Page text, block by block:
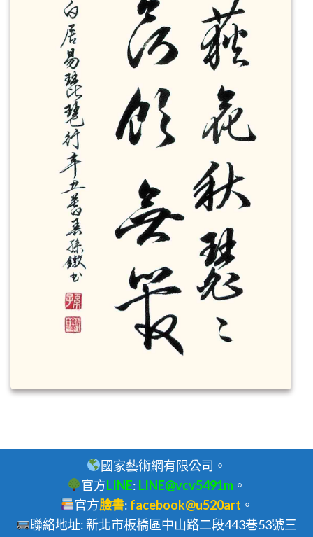
國家藝術網有限公司。
官方LINE: LINE@vcv5491m 。
官方臉書: facebook@u520art 。
聯絡地址: 新北市板橋區中山路二段443巷53號三